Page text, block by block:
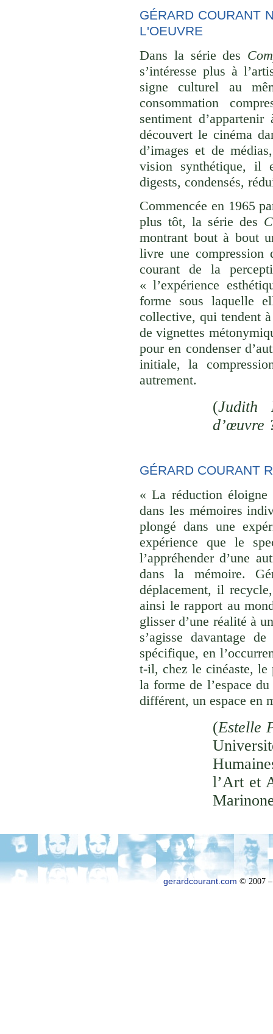
GÉRARD COURANT
L'OEUVRE
Dans la série des
s’intéresse plus à
signe culturel au
consommation
sentiment
découvert le cinéma
d’images et de
vision synthétique, il
digests, condensés,
Commencée en 1965
plus tôt, la série des
montrant bout à bout
livre une compression
courant de la
« l’expérience
forme sous laquelle
collective, qui tendent
de vignettes
pour en condenser
initiale, la
autrement.
(Judith
d’œuvre
GÉRARD COURANT
« La réduction
dans les mémoires
plongé dans une
expérience que le
l’appréhender d’une
dans la mémoire.
déplacement, il
ainsi le rapport au
glisser d’une réalité à
s’agisse davantage
spécifique, en
t-il, chez le cinéaste, le
la forme de l’espace
différent, un espace en
(Estelle
l’Art et
gerardcourant.com © 2007